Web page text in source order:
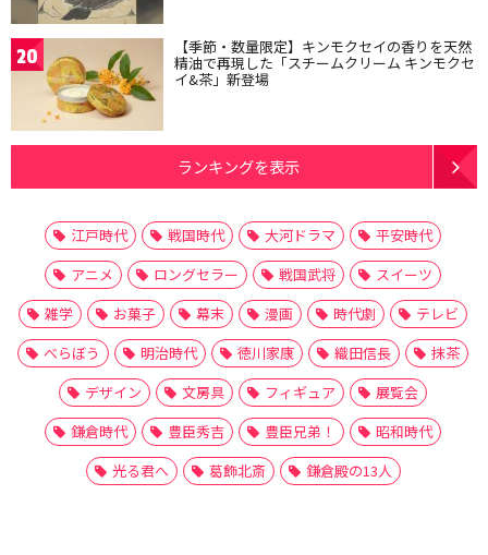
20 【季節・数量限定】キンモクセイの香りを天然
精油で再現した「スチームクリーム キンモクセ
イ&茶」新登場
ランキングを表示
江戸時代 戦国時代 大河ドラマ
平安時代
アニメ
ロングセラー 戦国武将
スイーツ
雑学
お菓子 幕末 漫画 時代劇
テレビ
べらぼう
明治時代 徳川家康 織田信長
抹茶
デザイン
文房具 フィギュア
展覧会
鎌倉時代
豊臣秀吉 豊臣兄弟！
昭和時代
光る君へ
葛飾北斎 鎌倉殿の13人